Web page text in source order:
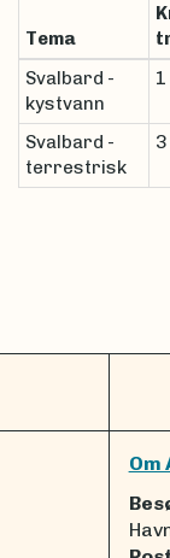
Tema
Svalbard -
kystvann
1
Svalbard -
terrestrisk
3
Om